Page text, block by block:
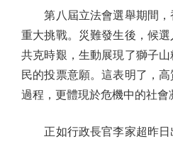
第八屆立法會選舉期間，
重大挑戰。災難發生後，候選
共克時艱，生動展現了獅子
民的投票意願。這表明了，
過程，更體現於危機中的社會
正如行政長官李家超昨日